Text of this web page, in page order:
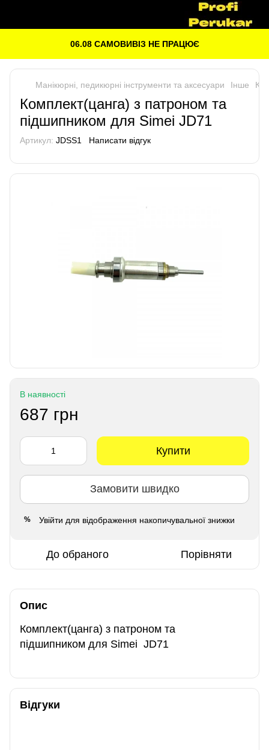
06.08 САМОВИВІЗ НЕ ПРАЦЮЄ
Манікюрні, педикюрні інструменти та аксесуари Інше
Комплект(цанга) з патроном та
підшипником для Simei JD71
Артикул: JDSS1 Написати відгук
В наявності
687 грн
Купити
Замовити швидко
% Увійти для відображення накопичувальної знижки
До обраного Порівняти
Опис
Комплект(цанга) з патроном та
підшипником для Simei JD71
Відгуки